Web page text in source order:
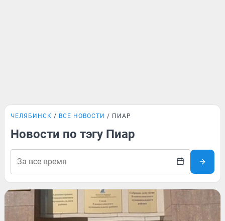
ЧЕЛЯБИНСК ВСЕ НОВОСТИ ПИАР
Новости по тэгу Пиар